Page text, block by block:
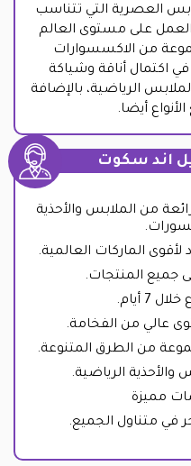
العصرية التي تتناسب
العمل على مستوى العالم
مجموعة من الاكسسوارات
في اكتمال أناقة وشياكة
الرياضية، بالإضافة
أيضا.
اند سكوت
من الملابس والأحذية
الماركات العالمية.
جميع المنتجات.
7 أيام.
عالي من الفخامة.
من الطرق المتنوعة.
والأحذية الرياضية.
مميزة
في متناول الجميع.